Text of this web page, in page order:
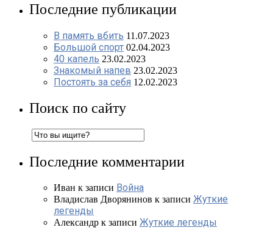
Последние публикации
В память вбить 11.07.2023
Большой спорт 02.04.2023
40 капель 23.02.2023
Знакомый напев 23.02.2023
Постоять за себя 12.02.2023
Поиск по сайту
Последние комментарии
Иван к записи Война
Владислав Дворянинов к записи Жуткие
легенды
Александр к записи Жуткие легенды